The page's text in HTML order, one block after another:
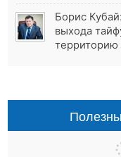
Борис
выхода